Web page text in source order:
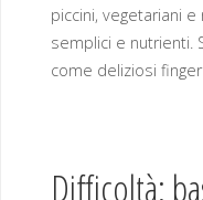
piccini, vegetariani
semplici e nutrienti.
come deliziosi
Difficoltà: